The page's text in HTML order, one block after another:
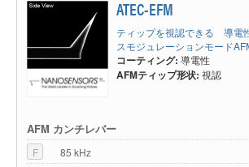
ATEC-EFM
ティップを視認できる 導電
スモジュレーションモード
コーティング: 導電性
AFMティップ形状: 視認
AFM カンチレバー
F
85 kHz